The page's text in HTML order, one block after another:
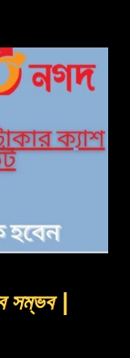
সম্ভব |